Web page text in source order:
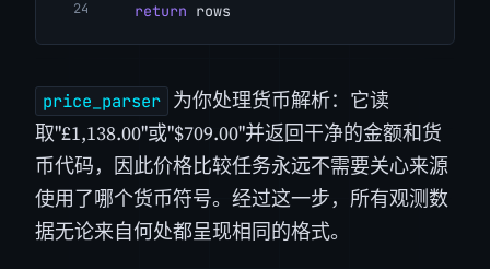
return rows
price_parser 为你处理货币解析：它读
取"£1,138.00"或"$709.00"并返回干净的金额和货
币代码，因此价格比较任务永远不需要关心来源
使用了哪个货币符号。经过这一步，所有观测数
据无论来自何处都呈现相同的格式。